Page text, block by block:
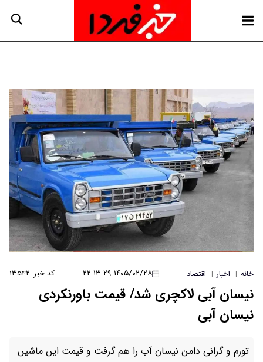
خانه | اخبار | اقتصاد ۱۴۰۵/۰۲/۲۸ ۲۲:۱۳:۲۹ کد خبر: ۱۳۵۴۲
نیسان آبی لاکچری شد/ قیمت باورنکردی
نیسان آبی
تورم و گرانی دامن نیسان آب را هم گرفت و قیمت این ماشین